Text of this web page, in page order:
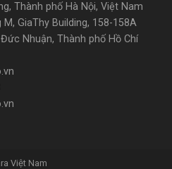
Thành phố Hà Nội, Việt Nam
M, GiaThy Building, 158-158A
Nhuận, Thành phố Hồ Chí
Việt Nam